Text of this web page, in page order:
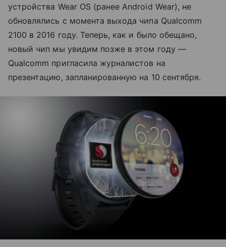
устройства Wear OS (ранее Android Wear), не
обновлялись с момента выхода чипа Qualcomm
2100 в 2016 году. Теперь, как и было обещано,
новый чип мы увидим позже в этом году —
Qualcomm пригласила журналистов на
презентацию, запланированную на 10 сентября.